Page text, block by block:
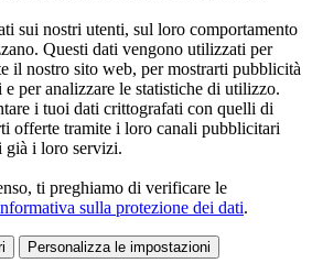
sui nostri utenti, sul loro comportamento
Questi dati vengono utilizzati per
il nostro sito web, per mostrarti pubblicità
per analizzare le statistiche di utilizzo.
i tuoi dati crittografati con quelli di
offerte tramite i loro canali pubblicitari
già i loro servizi.
ti preghiamo di verificare le
sulla protezione dei dati.
Personalizza le impostazioni